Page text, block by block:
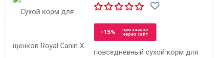
-15%
при заказе
через сайт
повседневный сухой корм для